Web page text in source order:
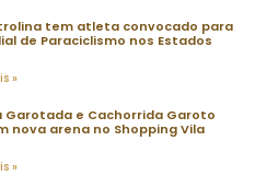
tem atleta convocado para
de Paraciclismo nos Estados
»
Garotada e Cachorrida Garoto
nova arena no Shopping Vila
»